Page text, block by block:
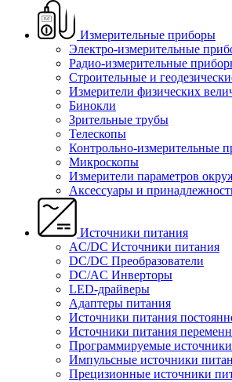
Измерительные приборы
Электро-измерительные
Радио-измерительные
Строительные и
Измерители физических
Бинокли
Зрительные трубы
Телескопы
Контрольно-измерительные
Микроскопы
Измерители параметров
Аксессуары и
Источники питания
AC/DC Источники питания
DC/DC Преобразователи
DC/AC Инверторы
LED-драйверы
Адаптеры питания
Источники питания
Источники питания
Программируемые
Импульсные источники
Прецизионные источники